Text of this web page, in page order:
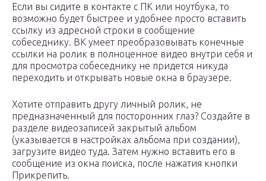
Если вы сидите в контакте с ПК или ноутбука, то
возможно будет быстрее и удобнее просто вставить
ссылку из адресной строки в сообщение
собеседнику. ВК умеет преобразовывать конечные
ссылки на ролик в полноценное видео внутри себя и
для просмотра собеседнику не придется никуда
переходить и открывать новые окна в браузере.
Хотите отправить другу личный ролик, не
предназначенный для посторонних глаз? Создайте в
разделе видеозаписей закрытый альбом
(указывается в настройках альбома при создании),
загрузите видео туда. Затем нужно вставить его в
сообщение из окна поиска, после нажатия кнопки
Прикрепить.